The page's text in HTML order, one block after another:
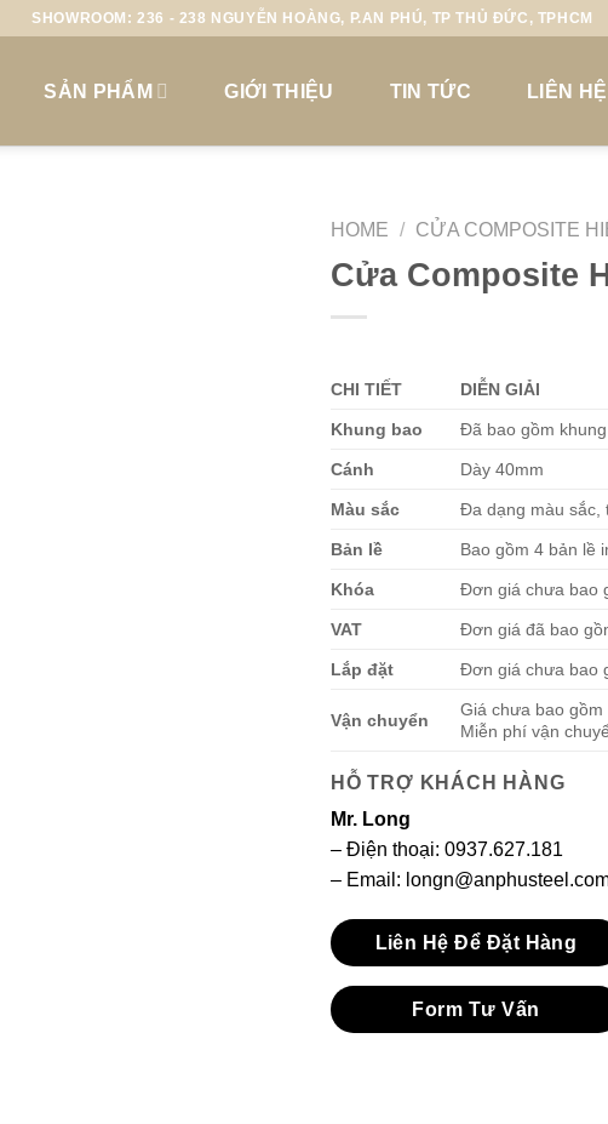
SHOWROOM: 236 - 238 NGUYỄN HOÀNG, P.AN PHÚ, TP THỦ ĐỨC, TPHCM
SẢN PHẨM GIỚI THIỆU TIN TỨC LIÊN HỆ
HOME / CỬA COMPOSITE
Cửa Composite
CHI TIẾT DIỄN GIẢI
Khung bao Đã bao gồm
Cánh Dày 40mm
Màu sắc Đa dạng màu sắc,
Bản lề Bao gồm 4 bản lề
Khóa Đơn giá chưa bao
VAT Đơn giá đã bao
Lắp đặt Đơn giá chưa bao
Vận chuyển
Giá chưa bao
Miễn phí vận
HỖ TRỢ KHÁCH HÀNG
Mr. Long
– Điện thoại: 0937.627.181
– Email:
Liên Hệ Để Đặt Hàng
Form Tư Vấn